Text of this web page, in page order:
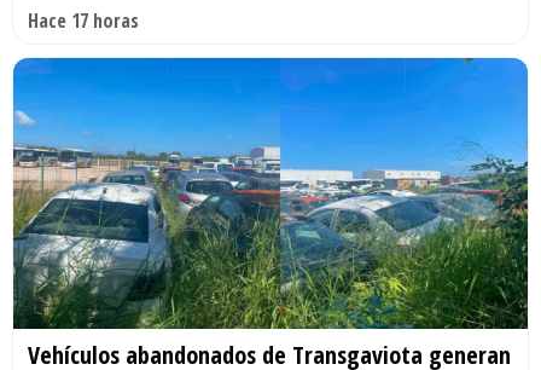
Hace 17 horas
Vehículos abandonados de Transgaviota generan